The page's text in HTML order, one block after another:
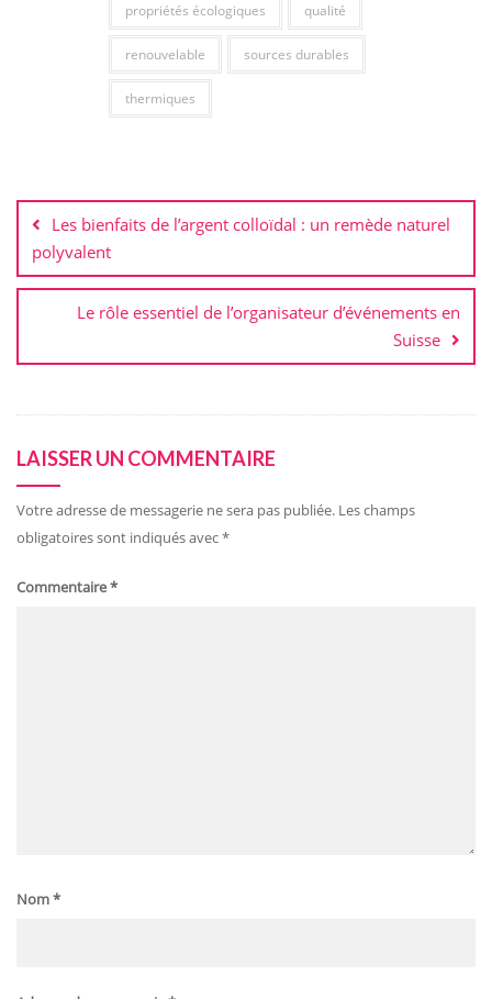
propriétés écologiques qualité
renouvelable sources durables
thermiques
de
l’article
Les bienfaits de l’argent colloïdal : un remède naturel
polyvalent
Le rôle essentiel de l’organisateur d’événements en
Suisse
LAISSER UN COMMENTAIRE
Votre adresse de messagerie ne sera pas publiée. Les champs
obligatoires sont indiqués avec*
Commentaire*
Nom*